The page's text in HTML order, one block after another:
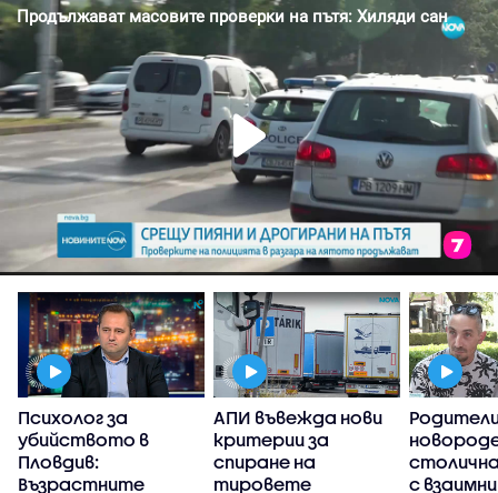
Психолог за
убийството в
Пловдив:
Възрастните
АПИ въвежда нови
критерии за
спиране на
тировете
с